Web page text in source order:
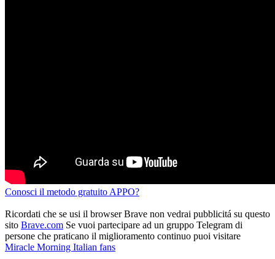
Conosci il metodo gratuito APPO?
Ricordati che se usi il browser Brave non vedrai pubblicitá su questo
sito Brave.com Se vuoi partecipare ad un gruppo Telegram di
persone che praticano il miglioramento continuo puoi visitare
Miracle Morning Italian fans